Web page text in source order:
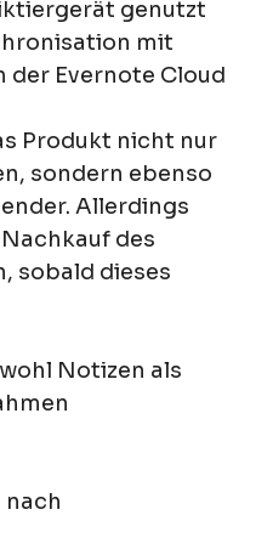
genutzt
mit
der Evernote Cloud
Produkt nicht nur
sondern ebenso
Allerdings
des
sobald dieses
Notizen als
nach